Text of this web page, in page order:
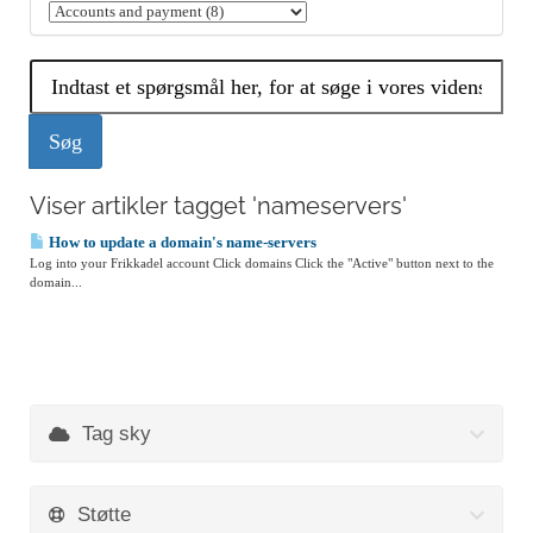
Viser artikler tagget 'nameservers'
How to update a domain's name-servers
Log into your Frikkadel account Click domains Click the "Active" button next to the
domain...
Tag sky
Støtte